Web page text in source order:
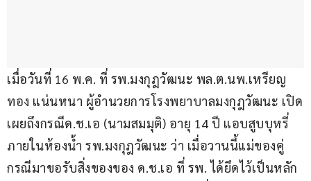
เมื่อวันที่ 16 พ.ค. ที่ รพ.มงกุฎวัฒนะ พล.ต.นพ.เหรียญ
ทอง แน่นหนา ผู้อำนวยการโรงพยาบาลมงกุฎวัฒนะ เปิด
เผยถึงกรณีด.ช.เอ (นามสมมุติ) อายุ 14 ปี แอบสูบบุหรี่
ภายในห้องน้ำ รพ.มงกุฎวัฒนะ ว่า เมื่อวานนี้แม่ของคู่
กรณีมาขอรับสิ่งของของ ด.ช.เอ ที่ รพ. ได้ยึดไว้เป็นหลัก